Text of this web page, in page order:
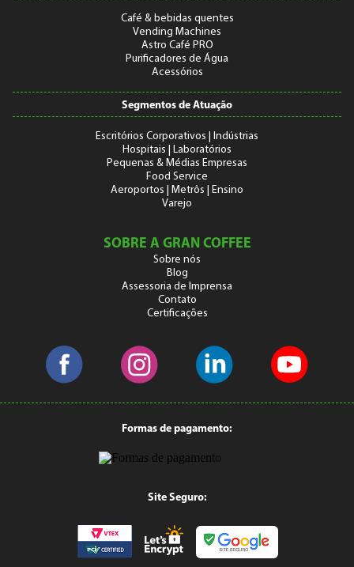
Café & bebidas quentes
Vending Machines
Astro Café PRO
Purificadores de Água
Acessórios
Segmentos de Atuação
Escritórios Corporativos | Indústrias
Hospitais | Laboratórios
Pequenas & Médias Empresas
Food Service
Aeroportos | Metrôs | Ensino
Varejo
SOBRE A GRAN COFFEE
Sobre nós
Blog
Assessoria de Imprensa
Contato
Certificações
Formas de pagamento:
Site Seguro: